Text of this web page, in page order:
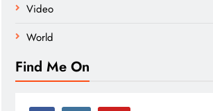
Video
World
Find Me On